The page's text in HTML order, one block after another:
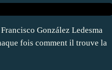
González Ledesma
fois comment il trouve la